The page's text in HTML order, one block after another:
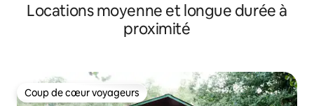
Locations moyenne et longue durée à
proximité
Coup de cœur voyageurs
Coup de cœur voyageurs